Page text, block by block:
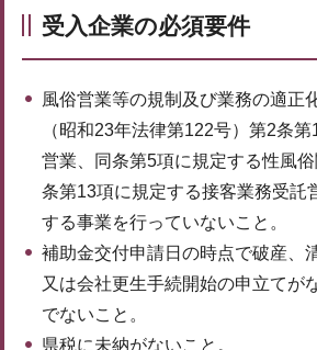
受入企業の必須要件
風俗営業等の規制及び業務の適正
（昭和23年法律第122号）第2条
営業、同条第5項に規定する性風
条第13項に規定する接客業務受託
する事業を行っていないこと。
補助金交付申請日の時点で破産、
又は会社更生手続開始の申立てが
でないこと。
県税に未納がないこと。